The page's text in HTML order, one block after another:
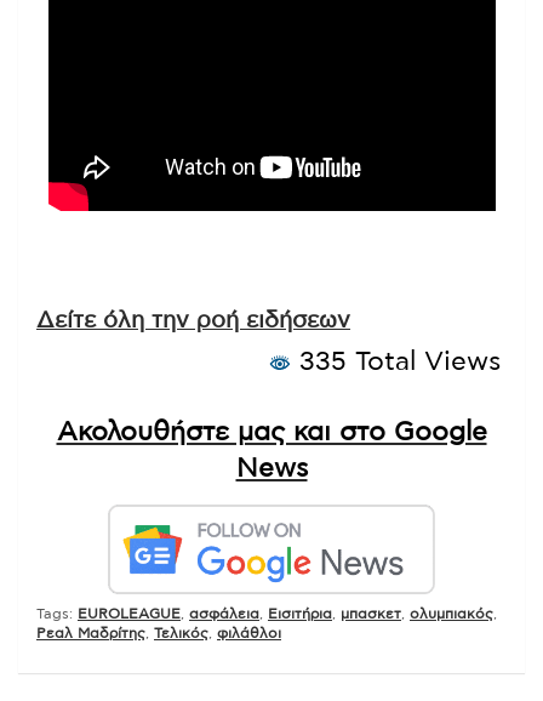
Δείτε όλη την ροή ειδήσεων
335 Total Views
Ακολουθήστε μας και στο Google
News
Tags: EUROLEAGUE ασφάλεια Εισιτήρια μπασκετ ολυμπιακός
Ρεαλ Μαδρίτης Τελικός φιλάθλοι